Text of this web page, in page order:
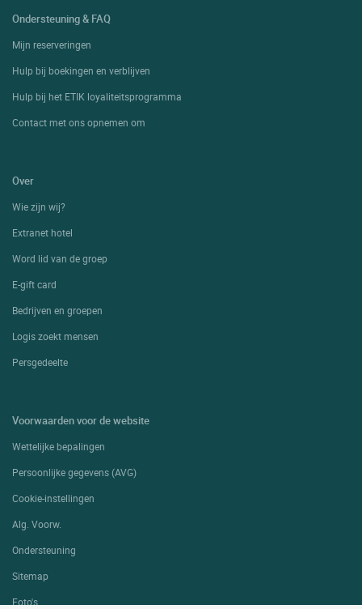
Ondersteuning & FAQ
Mijn reserveringen
Hulp bij boekingen en verblijven
Hulp bij het ETIK loyaliteitsprogramma
Contact met ons opnemen om
Over
Wie zijn wij?
Extranet hotel
Word lid van de groep
E-gift card
Bedrijven en groepen
Logis zoekt mensen
Persgedeelte
Voorwaarden voor de website
Wettelijke bepalingen
Persoonlijke gegevens (AVG)
Cookie-instellingen
Alg. Voorw.
Ondersteuning
Sitemap
Foto's